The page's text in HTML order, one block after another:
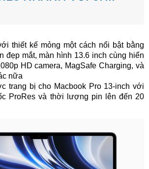
thiết kế mỏng một cách nổi bật bằng
đẹp mắt, màn hình 13.6 inch cùng hiển
HD camera, MagSafe Charging, và
nữa
trang bị cho Macbook Pro 13-inch với
ProRes và thời lượng pin lên đến 20